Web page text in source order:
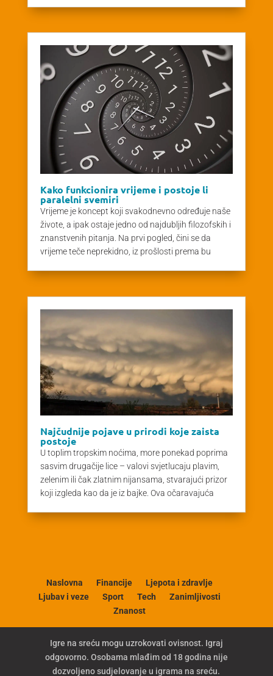
Kako funkcionira vrijeme i postoje li
paralelni svemiri
Vrijeme je koncept koji svakodnevno određuje naše
živote, a ipak ostaje jedno od najdubljih filozofskih i
znanstvenih pitanja. Na prvi pogled, čini se da
vrijeme teče neprekidno, iz prošlosti prema bu
Najčudnije pojave u prirodi koje zaista
postoje
U toplim tropskim noćima, more ponekad poprima
sasvim drugačije lice – valovi svjetlucaju plavim,
zelenim ili čak zlatnim nijansama, stvarajući prizor
koji izgleda kao da je iz bajke. Ova očaravajuća
Naslovna Financije
Ljepota i zdravlje
Ljubav i veze
Sport Tech
Zanimljivosti
Znanost
Igre na sreću mogu uzrokovati ovisnost. Igraj
odgovorno. Osobama mlađim od 18 godina nije
dozvoljeno sudjelovanje u igrama na sreću.